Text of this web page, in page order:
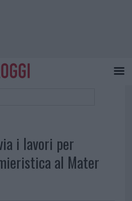
i lavori per
al Mater